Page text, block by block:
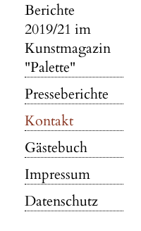
Berichte
2019/21 im
Kunstmagazin
"Palette"
Presseberichte
Kontakt
Gästebuch
Impressum
Datenschutz